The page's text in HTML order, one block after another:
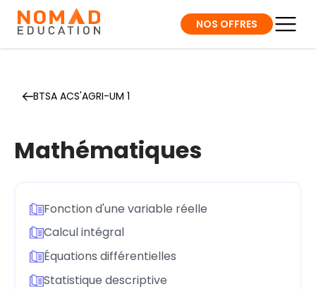
NOS OFFRES
BTSA ACS'AGRI-UM 1
Mathématiques
Fonction d'une variable réelle
Calcul intégral
Équations différentielles
Statistique descriptive